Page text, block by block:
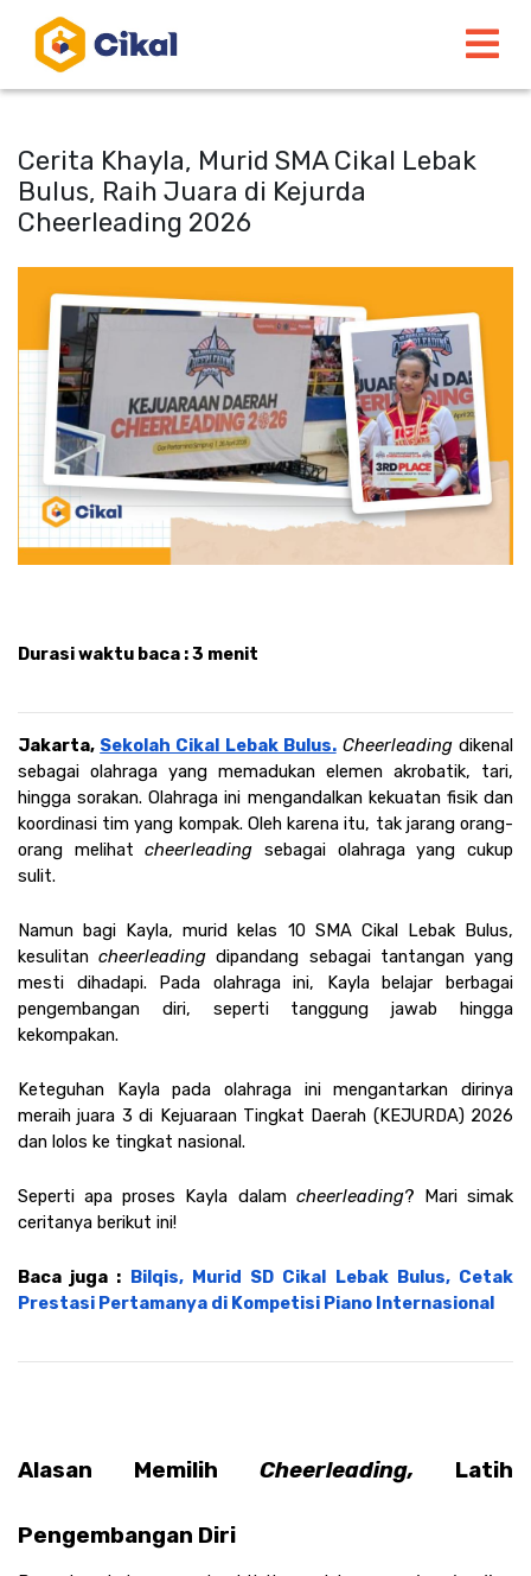
Cerita Khayla, Murid SMA Cikal Lebak
Bulus, Raih Juara di Kejurda
Cheerleading 2026
Durasi waktu baca : 3 menit
Jakarta, Sekolah Cikal Lebak Bulus. Cheerleading dikenal
sebagai olahraga yang memadukan elemen akrobatik, tari,
hingga sorakan. Olahraga ini mengandalkan kekuatan fisik dan
koordinasi tim yang kompak. Oleh karena itu, tak jarang orang-
orang melihat cheerleading sebagai olahraga yang cukup
sulit.
Namun bagi Kayla, murid kelas 10 SMA Cikal Lebak Bulus,
kesulitan cheerleading dipandang sebagai tantangan yang
mesti dihadapi. Pada olahraga ini, Kayla belajar berbagai
pengembangan diri, seperti tanggung jawab hingga
kekompakan.
Keteguhan Kayla pada olahraga ini mengantarkan dirinya
meraih juara 3 di Kejuaraan Tingkat Daerah (KEJURDA) 2026
dan lolos ke tingkat nasional.
Seperti apa proses Kayla dalam cheerleading? Mari simak
ceritanya berikut ini!
Baca juga : Bilqis, Murid SD Cikal Lebak Bulus, Cetak
Prestasi Pertamanya di Kompetisi Piano Internasional
Alasan Memilih Cheerleading, Latih
Pengembangan Diri